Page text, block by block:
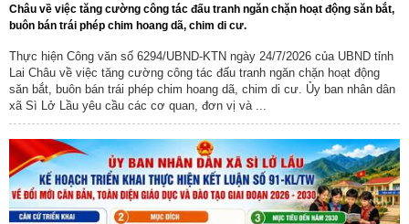
Châu về việc tăng cường công tác đấu tranh ngăn chặn hoạt động săn bắt,
buôn bán trái phép chim hoang dã, chim di cư.
Thực hiện Công văn số 6294/UBND-KTN ngày 24/7/2026 của UBND tỉnh
Lai Châu về việc tăng cường công tác đấu tranh ngăn chặn hoạt động
săn bắt, buôn bán trái phép chim hoang dã, chim di cư. Ủy ban nhân dân
xã Sì Lở Lầu yêu cầu các cơ quan, đơn vị và ...